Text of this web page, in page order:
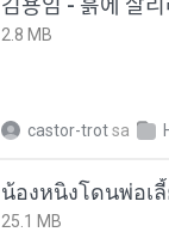
김용임 - 흙에
2.8 MB
castor-trotsa
25.1 MB